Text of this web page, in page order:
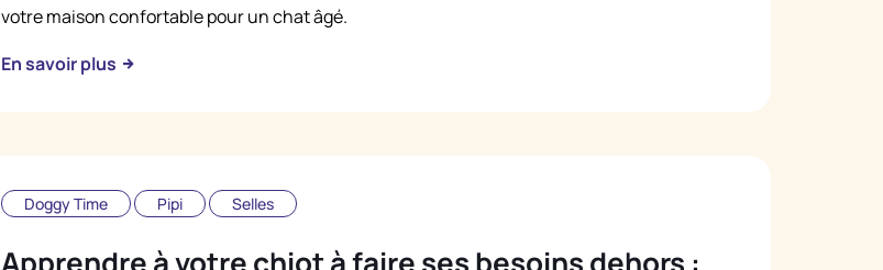
votre maison confortable pour un chat âgé.
En savoir plus
Doggy Time Pipi Selles